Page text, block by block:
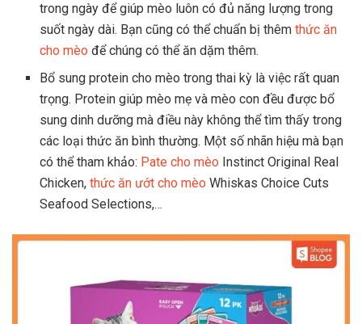
trong ngày để giúp mèo luôn có đủ năng lượng trong
suốt ngày dài. Bạn cũng có thể chuẩn bị thêmthức ăn
cho mèo để chúng có thể ăn dặm thêm.
Bổ sung protein cho mèo trong thai kỳ là việc rất quan
trọng. Protein giúp mèo mẹ và mèo con đều được bổ
sung dinh dưỡng mà điều này không thể tìm thấy trong
các loại thức ăn bình thường. Một số nhãn hiệu mà bạn
có thể tham khảo: Pate cho mèo Instinct Original Real
Chicken,thức ăn ướt cho mèo Whiskas Choice Cuts
Seafood Selections,…